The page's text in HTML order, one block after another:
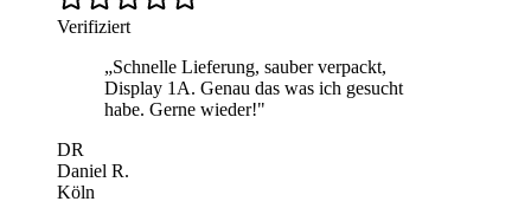
Verifiziert
„Schnelle Lieferung, sauber verpackt,
Display 1A. Genau das was ich gesucht
habe. Gerne wieder!"
DR
Daniel R.
Köln